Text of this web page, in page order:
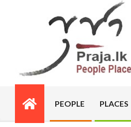
PRAJA.LK
Primary
Navigation
PEOPLE PLACES